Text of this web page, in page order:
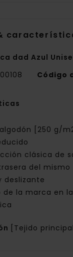
dad Azul
Código
algodón [250 g/
clásica de
del
deslizante
de la marca en
[Tejido